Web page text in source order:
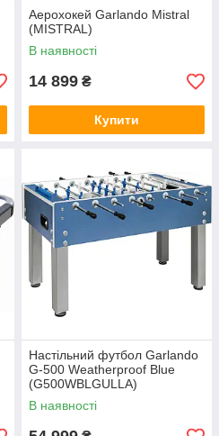
Аерохокей Garlando Mistral
(MISTRAL)
В наявності
14 899 ₴
Купити
Настільний футбол Garlando
G-500 Weatherproof Blue
(G500WBLGULLA)
В наявності